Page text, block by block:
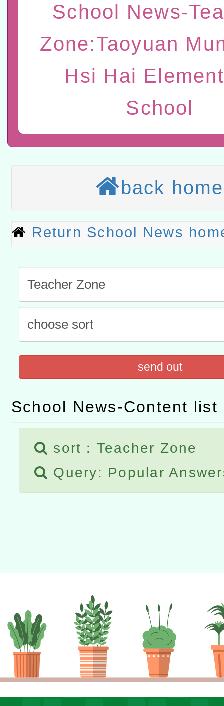
本館辦理115年度閱讀磐
讀推動專業研習
科技賦能─人工智慧(AI)工
有關大陸委員會函釋公務
赴陸應申請許可一案
有關原住民族委員會115
原住民族歲時祭儀放假日
兒童少年暑期犯罪預防活
有關本府115年70歲以上
康講座「吃得安心，動得
休同仁踴躍參加一案。
本校115學年度第2次代理
結果公告(無人報名，續辦
適應運動共學行動站研習
本館辦理115年度閱讀磐
讀推動專業研習
科技賦能─人工智慧(AI)工
「數位內容與教學軟體線
有關大陸委員會函釋公務
School News-
Zone:Taoyuan
Hsi Hai
School
back home
Return School News
send out
School News-Content list
sort：Teacher Zone
Query: Popular